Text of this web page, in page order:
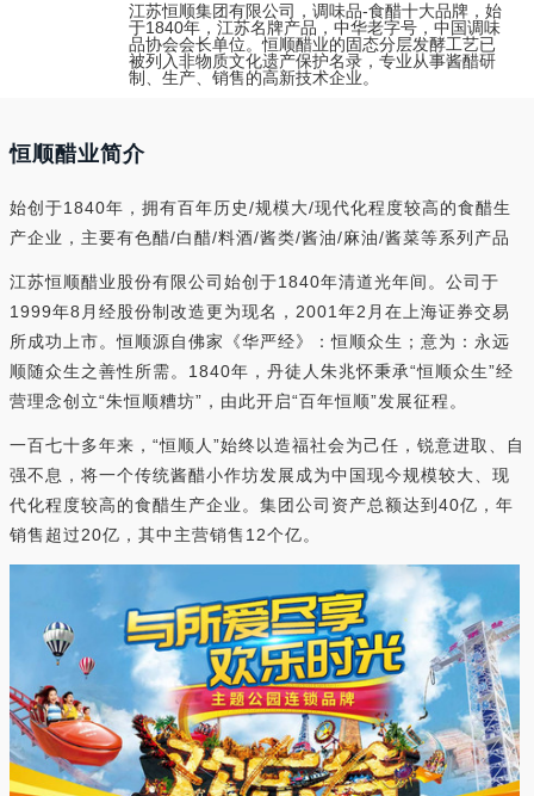
江苏恒顺集团有限公司，调味品-食醋十大品牌，始
于1840年，江苏名牌产品，中华老字号，中国调味
品协会会长单位。恒顺醋业的固态分层发酵工艺已
被列入非物质文化遗产保护名录，专业从事酱醋研
制、生产、销售的高新技术企业。
恒顺醋业简介
始创于1840年，拥有百年历史/规模大/现代化程度较高的食醋生
产企业，主要有色醋/白醋/料酒/酱类/酱油/麻油/酱菜等系列产品
江苏恒顺醋业股份有限公司始创于1840年清道光年间。公司于
1999年8月经股份制改造更为现名，2001年2月在上海证券交易
所成功上市。恒顺源自佛家《华严经》：恒顺众生；意为：永远
顺随众生之善性所需。1840年，丹徒人朱兆怀秉承“恒顺众生”经
营理念创立“朱恒顺糟坊”，由此开启“百年恒顺”发展征程。
一百七十多年来，“恒顺人”始终以造福社会为己任，锐意进取、自
强不息，将一个传统酱醋小作坊发展成为中国现今规模较大、现
代化程度较高的食醋生产企业。集团公司资产总额达到40亿，年
销售超过20亿，其中主营销售12个亿。